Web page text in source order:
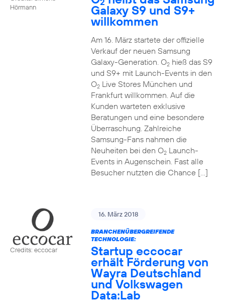
Hörmann
Galaxy S9 und S9+
willkommen
Am 16. März startete der offizielle
Verkauf der neuen Samsung
Galaxy-Generation. O2hieß das S9
und S9+ mit Launch-Events in den
O2Live Stores München und
Frankfurt willkommen. Auf die
Kunden warteten exklusive
Beratungen und eine besondere
Überraschung. Zahlreiche
Samsung-Fans nahmen die
Neuheiten bei den O2Launch-
Events in Augenschein. Fast alle
Besucher nutzten die Chance […]
Credits: eccocar
16. März 2018
BRANCHENÜBERGREIFENDE
TECHNOLOGIE:
Startup eccocar
erhält Förderung von
Wayra Deutschland
und Volkswagen
Data:Lab